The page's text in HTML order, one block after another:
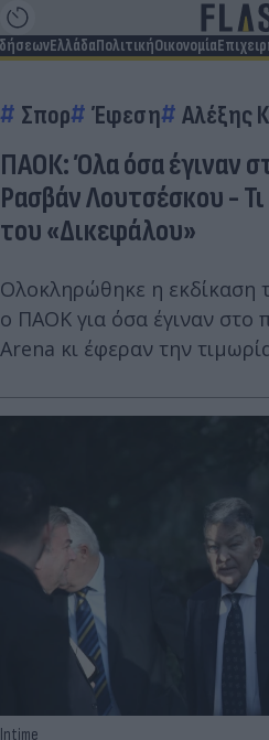
ΕλλάδαΠολιτικήΟικονομία
Σπορ Έφεση Αλέξης
ΠΑΟΚ: Όλα όσα έγιναν
Ρασβάν Λουτσέσκου -
του «Δικεφάλου»
Ολοκληρώθηκε η εκδίκαση
ο ΠΑΟΚ για όσα έγιναν στο
Arena κι έφεραν την
Intime